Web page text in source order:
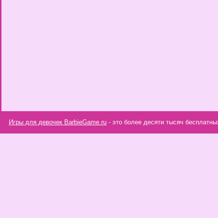
Игры для девочек BarbieGame.ru - это более десяти тысяч